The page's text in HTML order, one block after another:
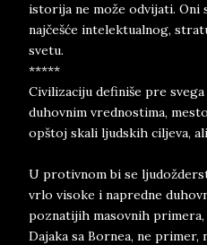
istorija ne može odvijati.
najčešće intelektualnog,
svetu.
*****
Civilizaciju definiše pre
duhovnim vrednostima,
opštoj skali ljudskih ciljeva,
U protivnom bi se
vrlo visoke i napredne
poznatijih masovnih
Dajaka sa Bornea, ne